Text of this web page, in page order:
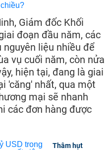
Giám đốc Khối
đoạn đầu năm, các
nguyên liệu nhiều để
vụ cuối năm, còn nửa
hiện tại, đang là giai
'căng' nhất, qua một
mại sẽ nhanh
các đơn hàng được
Thâm hụt